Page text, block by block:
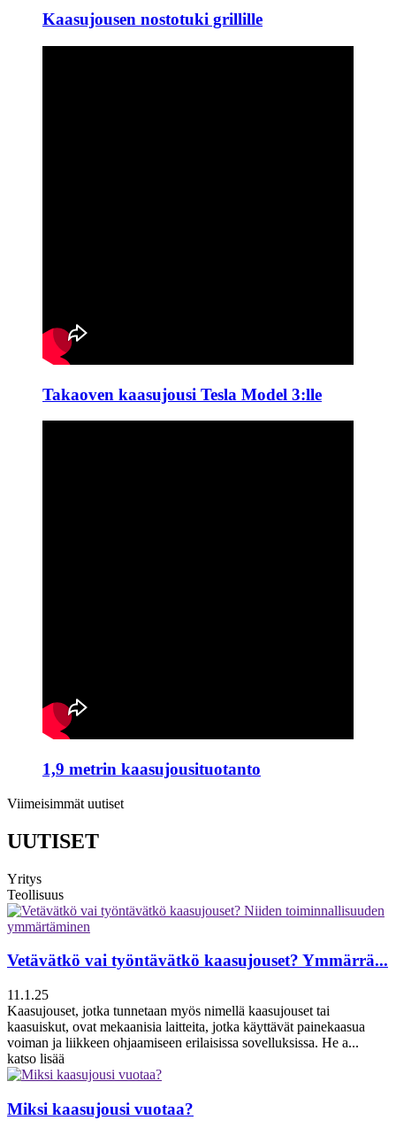
Kaasujousen nostotuki grillille
Takaoven kaasujousi Tesla Model 3:lle
1,9 metrin kaasujousituotanto
Viimeisimmät uutiset
UUTISET
Yritys
Teollisuus
Vetävätkö vai työntävätkö kaasujouset? Ymmärrä...
11.1.25
Kaasujouset, jotka tunnetaan myös nimellä kaasujouset tai
kaasuiskut, ovat mekaanisia laitteita, jotka käyttävät painekaasua
voiman ja liikkeen ohjaamiseen erilaisissa sovelluksissa. He a...
katso lisää
Miksi kaasujousi vuotaa?